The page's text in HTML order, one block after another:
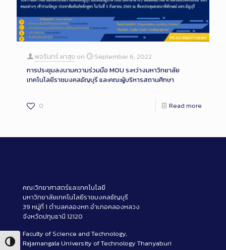
Toggle High Contrast
พจรินทร์ ผาสุข on
September 6, 2022
การประชุมลงนามความร่วมมือ MOU ระหว่างมหาวิทยาลัย
เทคโนโลยีราชมงคลธัญบุรี และคณะผู้บริหารสถานศึกษา
0 Read more
คณะวิทยาศาสตร์และเทคโนโลยี
มหาวิทยาลัยเทคโนโลยีราชมงคลธัญบุรี
39 หมู่ที่ 1 ตำบลคลองหก อำเภอคลองหลวง
จังหวัดปทุมธานี 12120
Faculty of Science and Technology,
Rajamangala University of Technology Thanyaburi